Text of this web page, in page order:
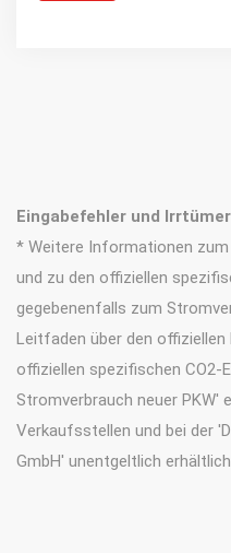
Eingabefehler und
* Weitere Informationen
und zu den offiziellen
gegebenenfalls zum
Leitfaden über den
offiziellen spezifischen CO2-
Stromverbrauch neuer PKW'
Verkaufsstellen und bei der
GmbH' unentgeltlich